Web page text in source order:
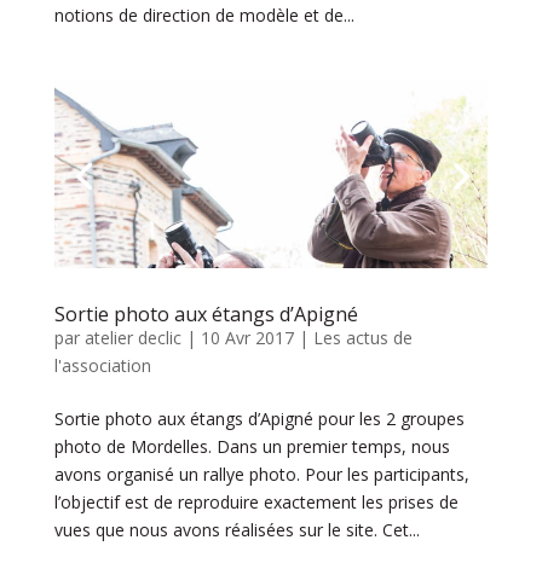
notions de direction de modèle et de...
Sortie photo aux étangs d’Apigné
par atelier declic| 10 Avr 2017| Les actus de
l'association
Sortie photo aux étangs d’Apigné pour les 2 groupes
photo de Mordelles. Dans un premier temps, nous
avons organisé un rallye photo. Pour les participants,
l’objectif est de reproduire exactement les prises de
vues que nous avons réalisées sur le site. Cet...